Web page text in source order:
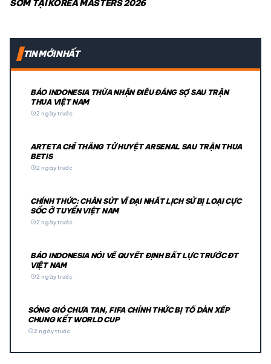
SỚM TẠI KOREA MASTERS 2026
TIN MỚI NHẤT
BÁO INDONESIA THỪA NHẬN ĐIỀU ĐÁNG SỢ SAU TRẬN
THUA VIỆT NAM
schedule2 ngày trước
ARTETA CHỈ THẲNG TỬ HUYỆT ARSENAL SAU TRẬN THUA
BETIS
schedule2 ngày trước
CHÍNH THỨC: CHÂN SÚT VĨ ĐẠI NHẤT LỊCH SỬ BỊ LOẠI CỰC
SỐC Ở TUYỂN VIỆT NAM
schedule2 ngày trước
BÁO INDONESIA NÓI VỀ QUYẾT ĐỊNH BẤT LỰC TRƯỚC ĐT
VIỆT NAM
schedule2 ngày trước
SÓNG GIÓ CHƯA TAN, FIFA CHÍNH THỨC BỊ TỐ DÀN XẾP
CHUNG KẾT WORLD CUP
schedule2 ngày trước